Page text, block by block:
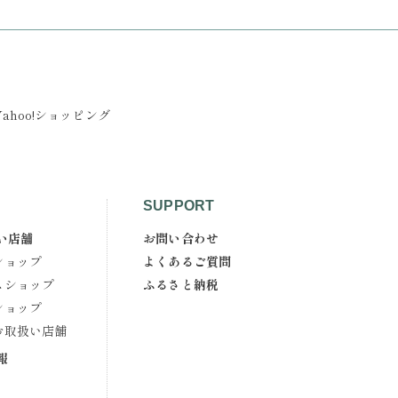
ショッピング
店舗
ョップ
ショップ
ョップ
取扱い店舗
SUPPORT
お問い合わせ
よくあるご質問
ふるさと納税